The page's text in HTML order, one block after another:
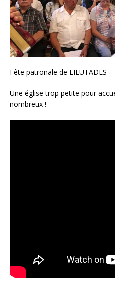
Fête patronale de LIEUTADES
Une église trop petite pour
nombreux !